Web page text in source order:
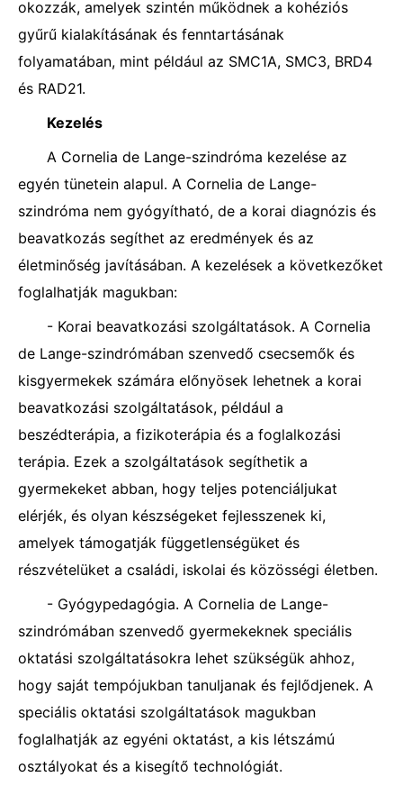
okozzák, amelyek szintén működnek a kohéziós
gyűrű kialakításának és fenntartásának
folyamatában, mint például az SMC1A, SMC3, BRD4
és RAD21.
Kezelés
A Cornelia de Lange-szindróma kezelése az
egyén tünetein alapul. A Cornelia de Lange-
szindróma nem gyógyítható, de a korai diagnózis és
beavatkozás segíthet az eredmények és az
életminőség javításában. A kezelések a következőket
foglalhatják magukban:
- Korai beavatkozási szolgáltatások. A Cornelia
de Lange-szindrómában szenvedő csecsemők és
kisgyermekek számára előnyösek lehetnek a korai
beavatkozási szolgáltatások, például a
beszédterápia, a fizikoterápia és a foglalkozási
terápia. Ezek a szolgáltatások segíthetik a
gyermekeket abban, hogy teljes potenciáljukat
elérjék, és olyan készségeket fejlesszenek ki,
amelyek támogatják függetlenségüket és
részvételüket a családi, iskolai és közösségi életben.
- Gyógypedagógia. A Cornelia de Lange-
szindrómában szenvedő gyermekeknek speciális
oktatási szolgáltatásokra lehet szükségük ahhoz,
hogy saját tempójukban tanuljanak és fejlődjenek. A
speciális oktatási szolgáltatások magukban
foglalhatják az egyéni oktatást, a kis létszámú
osztályokat és a kisegítő technológiát.